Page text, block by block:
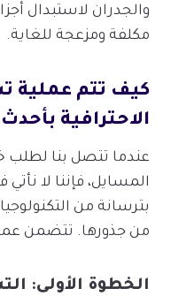
والجدران لاستبدال
مكلفة ومزعجة للغاية.
كيف تتم عملية
الاحترافية
عندما تتصل بنا
المسايل، فإننا لا
بترسانة من
من جذورها. تتضمن
الخطوة الأولى: